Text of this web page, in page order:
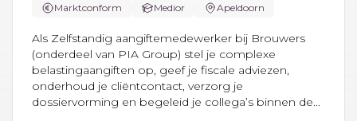
Marktconform
Medior Apeldoorn
Als Zelfstandig aangiftemedewerker bij Brouwers
(onderdeel van PIA Group) stel je complexe
belastingaangiften op, geef je fiscale adviezen,
onderhoud je cliëntcontact, verzorg je
dossiervorming en begeleid je collega’s binnen de...